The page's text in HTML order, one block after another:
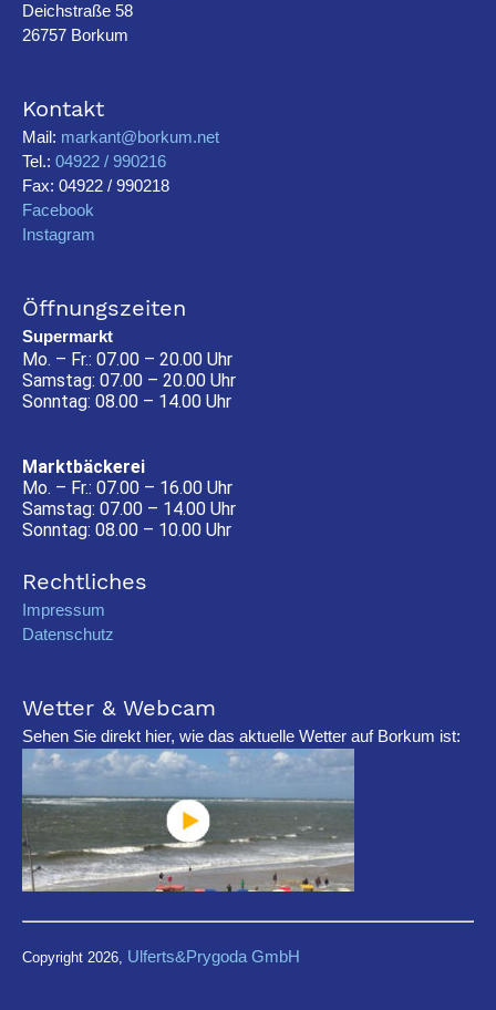
Deichstraße 58
26757 Borkum
Kontakt
Mail: markant@borkum.net
Tel.: 04922 / 990216
Fax: 04922 / 990218
Facebook
Instagram
Öffnungszeiten
Supermarkt
Mo. – Fr.: 07.00 – 20.00 Uhr
Samstag: 07.00 – 20.00 Uhr
Sonntag: 08.00 – 14.00 Uhr
Marktbäckerei
Mo. – Fr.: 07.00 – 16.00 Uhr
Samstag: 07.00 – 14.00 Uhr
Sonntag: 08.00 – 10.00 Uhr
Rechtliches
Impressum
Datenschutz
Wetter & Webcam
Sehen Sie direkt hier, wie das aktuelle Wetter auf Borkum ist:
Copyright 2026, Ulferts&Prygoda GmbH